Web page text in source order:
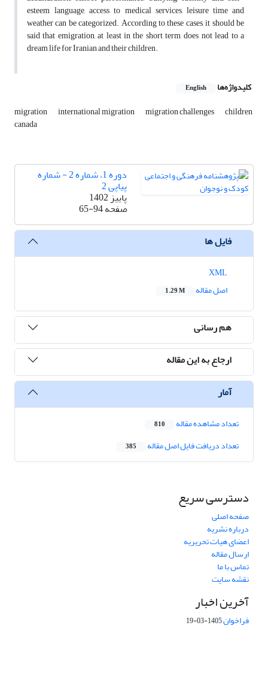
esteem, language, access to medical services, leisure time and
weather can be categorized. According to these cases, it should be
said that emigration, at least in the short term, does not lead to a
dream life for Iranian and their children.
کلیدواژه‌ها English
migration international migration migration challenges children
canada
دوره 1، شماره 2 - شماره
پیاپی 2
پاییز 1402
صفحه65-94
فایل ها
اصل مقاله
1.29 M
هم رسانی
ارجاع به این مقاله
آمار
تعداد مشاهده مقاله 810
تعداد دریافت فایل اصل مقاله 385
دسترسی سریع
صفحه اصلی
درباره نشریه
اعضای هیات تحریریه
ارسال مقاله
تماس با ما
نقشه سایت
آخرین اخبار
فراخوان1405-03-19